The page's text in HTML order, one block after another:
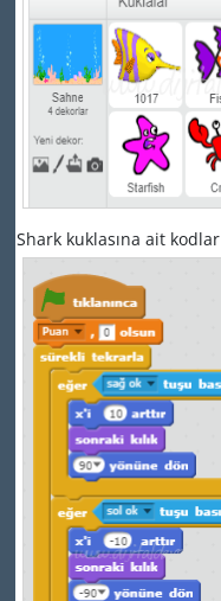
Shark kuklasına ait kodlar